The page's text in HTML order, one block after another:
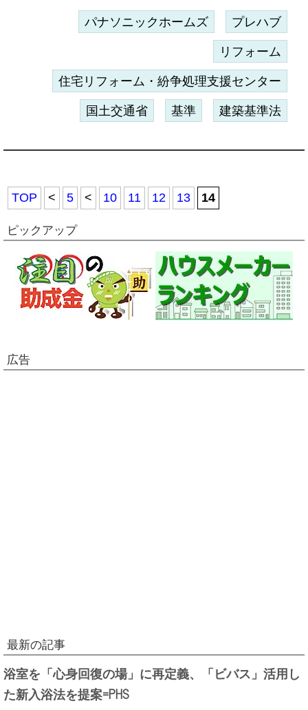
パナソニックホームズ プレハブ
リフォーム
住宅リフォーム・紛争処理支援センター
国土交通省 基準 建築基準法
TOP < 5 < 10 11 12 13 14
ピックアップ
広告
最新の記事
浴室を「心身回復の場」に再定義、「ビバス」活用し
た新入浴法を提案=PHS